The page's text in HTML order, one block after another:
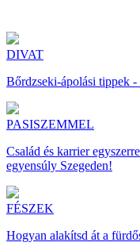
DIVAT
Bőrdzseki-ápolási tippek -
PASISZEMMEL
Család és karrier
egyensúly Szegeden!
FÉSZEK
Hogyan alakítsd át a